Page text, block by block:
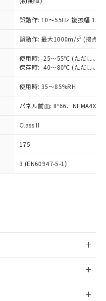
誤動作: 10～55Hz 複振幅
誤動作: 最大1000m/s2 (接点
使用時: -25～55℃ (ただし、氷
保存時: -40～80℃ (ただし、氷
使用時: 35～85%RH
パネル前面: IP66、NEMA4X,
Class II
175
3 (EN60947-5-1)
び標準価格はお客
はお客様担当のオ
売店や当社販売拠
ーク
」をご確認
価格結果を当社の
者に漏洩または開
します。
品リスト作成サー
だくには、I-Web
されている必要が
トについて、当社
"
の「1.共同利
ビス(2-エチルヘキシ
以下、フタル酸ブチ
下、フタル酸ジブチル
ル酸ジイソブチル
よび制御機器に対する
ついては閾値を超える意
ています。
どにより、予定
ます。
ンロード
含有を証明する
酸エステル類４
リ臭化ジフェニルエーテ
、 DIBP(フタル酸ジ
キシル)) : 1000ppm
質）のすべてが基
ます。
において有害物
に深刻な影響を
ます。
販売部門へお問
棄する場合は、完
違法に輸出されな
講じます。
核兵器、ミサイ
兵器またはその他
製造装置等に一切
第三者に販売する
よび3の内容を当
す。また当社は、
係わる関係者が違
がある場合は、取
ん。
庫あり
ないが在庫あり
のお取引先、ま
のオムロン制御
社販売員にご確
また在庫状況の
いない機種